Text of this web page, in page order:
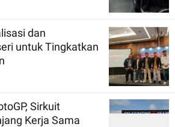
dan
untuk Tingkatkan
Sirkuit
Kerja Sama